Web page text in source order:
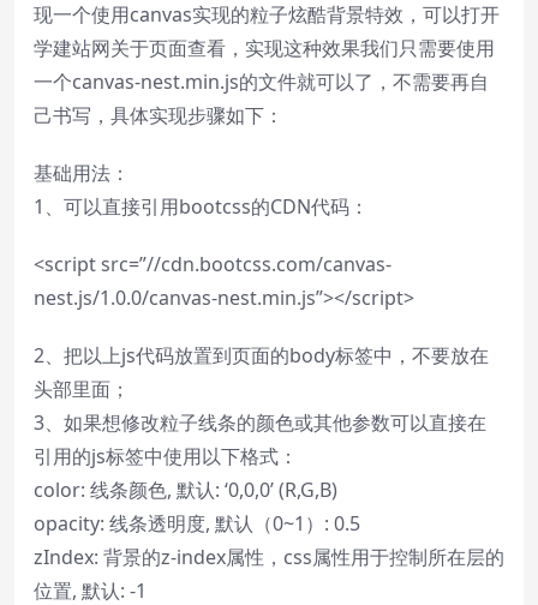
现一个使用canvas实现的粒子炫酷背景特效，可以打开
学建站网关于页面查看，实现这种效果我们只需要使用
一个canvas-nest.min.js的文件就可以了，不需要再自
己书写，具体实现步骤如下：
基础用法：
1、可以直接引用bootcss的CDN代码：
<script src=”//cdn.bootcss.com/canvas-
nest.js/1.0.0/canvas-nest.min.js”></script>
2、把以上js代码放置到页面的body标签中，不要放在
头部里面；
3、如果想修改粒子线条的颜色或其他参数可以直接在
引用的js标签中使用以下格式：
color: 线条颜色, 默认: ‘0,0,0’ (R,G,B)
opacity: 线条透明度, 默认（0~1）: 0.5
zIndex: 背景的z-index属性，css属性用于控制所在层的
位置, 默认: -1